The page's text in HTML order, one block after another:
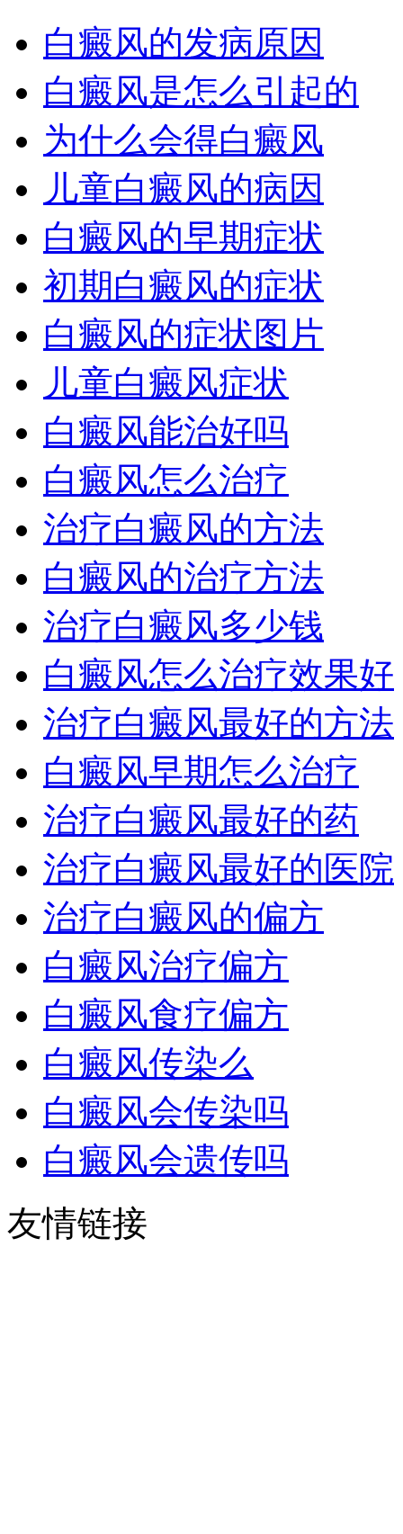
白癜风的发病原因
白癜风是怎么引起的
为什么会得白癜风
儿童白癜风的病因
白癜风的早期症状
初期白癜风的症状
白癜风的症状图片
儿童白癜风症状
白癜风能治好吗
白癜风怎么治疗
治疗白癜风的方法
白癜风的治疗方法
治疗白癜风多少钱
白癜风怎么治疗效果好
治疗白癜风最好的方法
白癜风早期怎么治疗
治疗白癜风最好的药
治疗白癜风最好的医院
治疗白癜风的偏方
白癜风治疗偏方
白癜风食疗偏方
白癜风传染么
白癜风会传染吗
白癜风会遗传吗
友情链接